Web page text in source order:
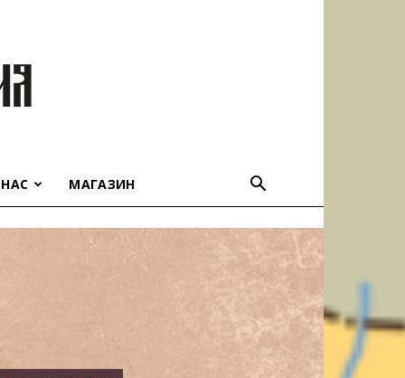
МАГАЗИН